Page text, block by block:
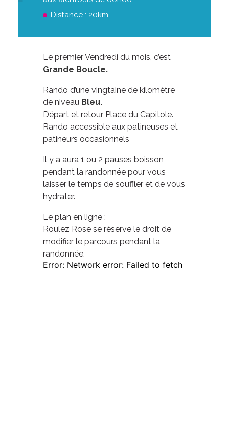
Distance : 20km
Le premier Vendredi du mois, c’est
Grande Boucle.
Rando d’une vingtaine de kilomètre
de niveau Bleu.
Départ et retour Place du Capitole.
Rando accessible aux patineuses et
patineurs occasionnels
Il y a aura 1 ou 2 pauses boisson
pendant la randonnée pour vous
laisser le temps de souffler et de vous
hydrater.
Le plan en ligne :
Roulez Rose se réserve le droit de
modifier le parcours pendant la
randonnée.